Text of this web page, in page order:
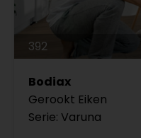
392
Bodiax
Gerookt Eiken
Serie: Varuna